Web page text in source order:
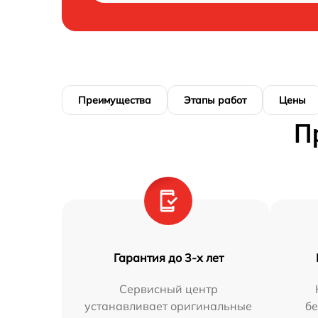
Преимущества Этапы работ Цены
Гарантия до 3-х лет
Сервисный центр
устанавливает оригинальные